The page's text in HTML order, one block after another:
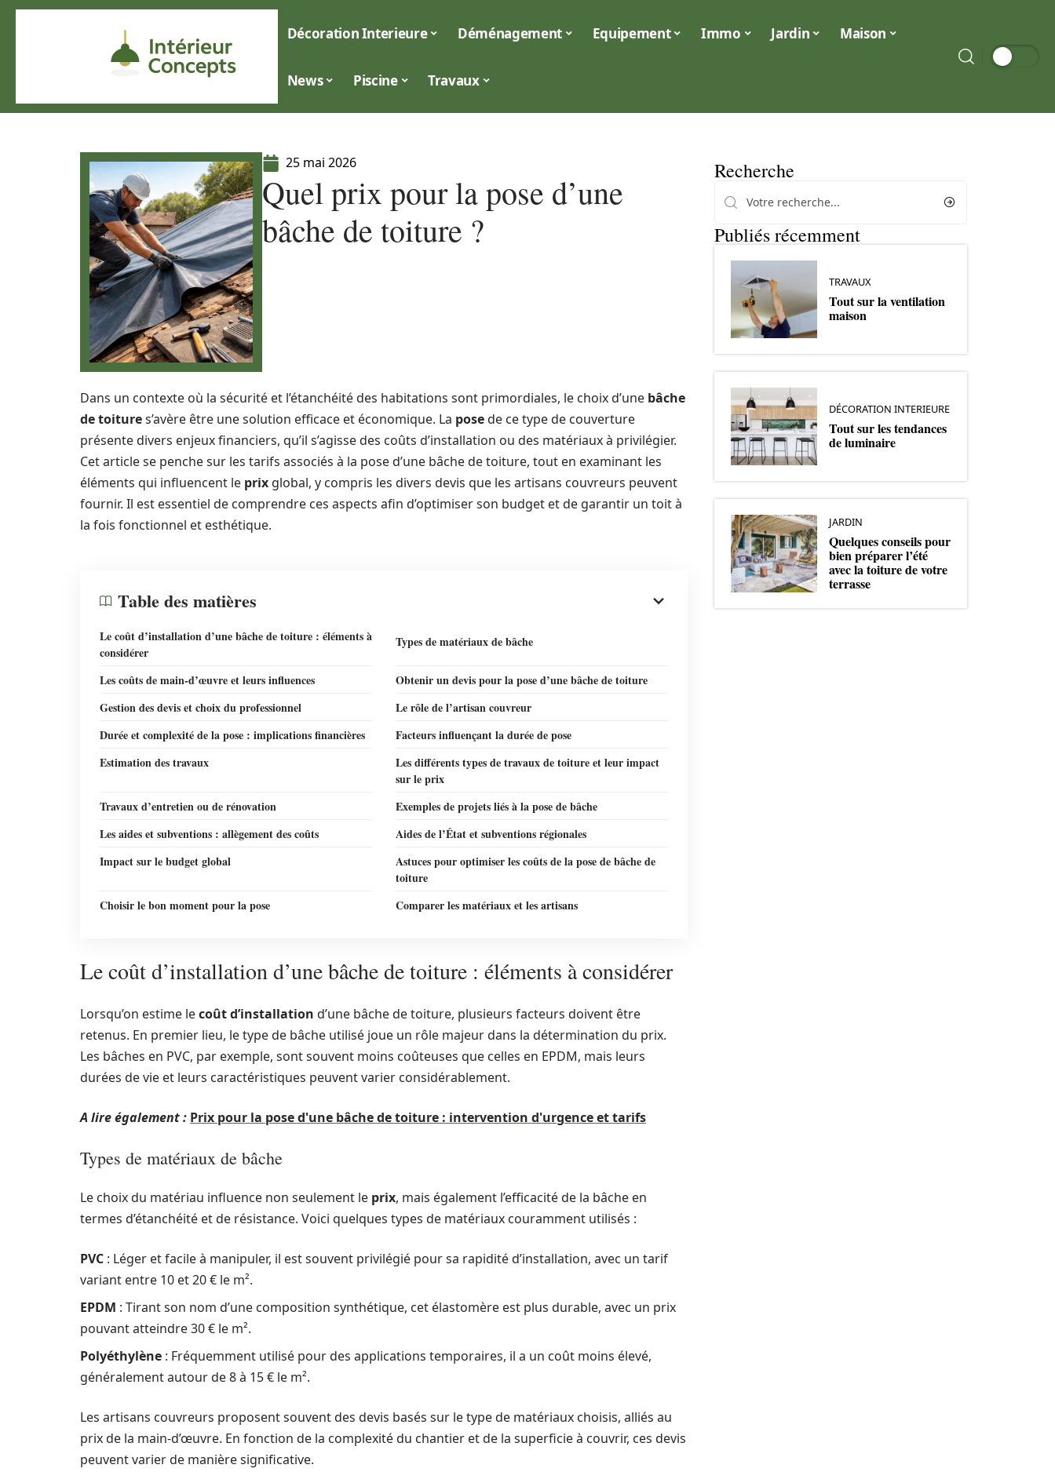
Décoration Interieure Déménagement Equipement Immo Jardin Maison
News Piscine Travaux
25 mai 2026
Quel prix pour la pose d’une
bâche de toiture ?
Dans un contexte où la sécurité et l’étanchéité des habitations sont primordiales, le choix d’une bâche
de toitures’avère être une solution efficace et économique. La posede ce type de couverture
présente divers enjeux financiers, qu’il s’agisse des coûts d’installation ou des matériaux à privilégier.
Cet article se penche sur les tarifs associés à la pose d’une bâche de toiture, tout en examinant les
éléments qui influencent le prix global, y compris les divers devis que les artisans couvreurs peuvent
fournir. Il est essentiel de comprendre ces aspects afin d’optimiser son budget et de garantir un toit à
la fois fonctionnel et esthétique.
Table des matières
Le coût d’installation d’une bâche de toiture : éléments à
considérer
Types de matériaux de bâche
Les coûts de main-d’œuvre et leurs influences
Obtenir un devis pour la pose d’une bâche de toiture
Gestion des devis et choix du professionnel
Le rôle de l’artisan couvreur
Durée et complexité de la pose : implications financières
Facteurs influençant la durée de pose
Estimation des travaux
Les différents types de travaux de toiture et leur impact
sur le prix
Travaux d’entretien ou de rénovation
Exemples de projets liés à la pose de bâche
Les aides et subventions : allègement des coûts
Aides de l’État et subventions régionales
Impact sur le budget global
Astuces pour optimiser les coûts de la pose de bâche de
toiture
Choisir le bon moment pour la pose
Comparer les matériaux et les artisans
Le coût d’installation d’une bâche de toiture : éléments à considérer
Lorsqu’on estime lecoût d’installation d’une bâche de toiture, plusieurs facteurs doivent être
retenus. En premier lieu, le type de bâche utilisé joue un rôle majeur dans la détermination du prix.
Les bâches en PVC, par exemple, sont souvent moins coûteuses que celles en EPDM, mais leurs
durées de vie et leurs caractéristiques peuvent varier considérablement.
A lire également : Prix pour la pose d'une bâche de toiture : intervention d'urgence et tarifs
Types de matériaux de bâche
Le choix du matériau influence non seulement le prix, mais également l’efficacité de la bâche en
termes d’étanchéité et de résistance. Voici quelques types de matériaux couramment utilisés :
PVC : Léger et facile à manipuler, il est souvent privilégié pour sa rapidité d’installation, avec un tarif
variant entre 10 et 20 € le m².
EPDM : Tirant son nom d’une composition synthétique, cet élastomère est plus durable, avec un prix
pouvant atteindre 30 € le m².
Polyéthylène : Fréquemment utilisé pour des applications temporaires, il a un coût moins élevé,
généralement autour de 8 à 15 € le m².
Les artisans couvreurs proposent souvent des devis basés sur le type de matériaux choisis, alliés au
prix de la main-d’œuvre. En fonction de la complexité du chantier et de la superficie à couvrir, ces devis
peuvent varier de manière significative.
Recherche
Publiés récemment
TRAVAUX
Tout sur la ventilation
maison
DÉCORATION INTERIEURE
Tout sur les tendances
de luminaire
JARDIN
Quelques conseils pour
bien préparer l’été
avec la toiture de votre
terrasse